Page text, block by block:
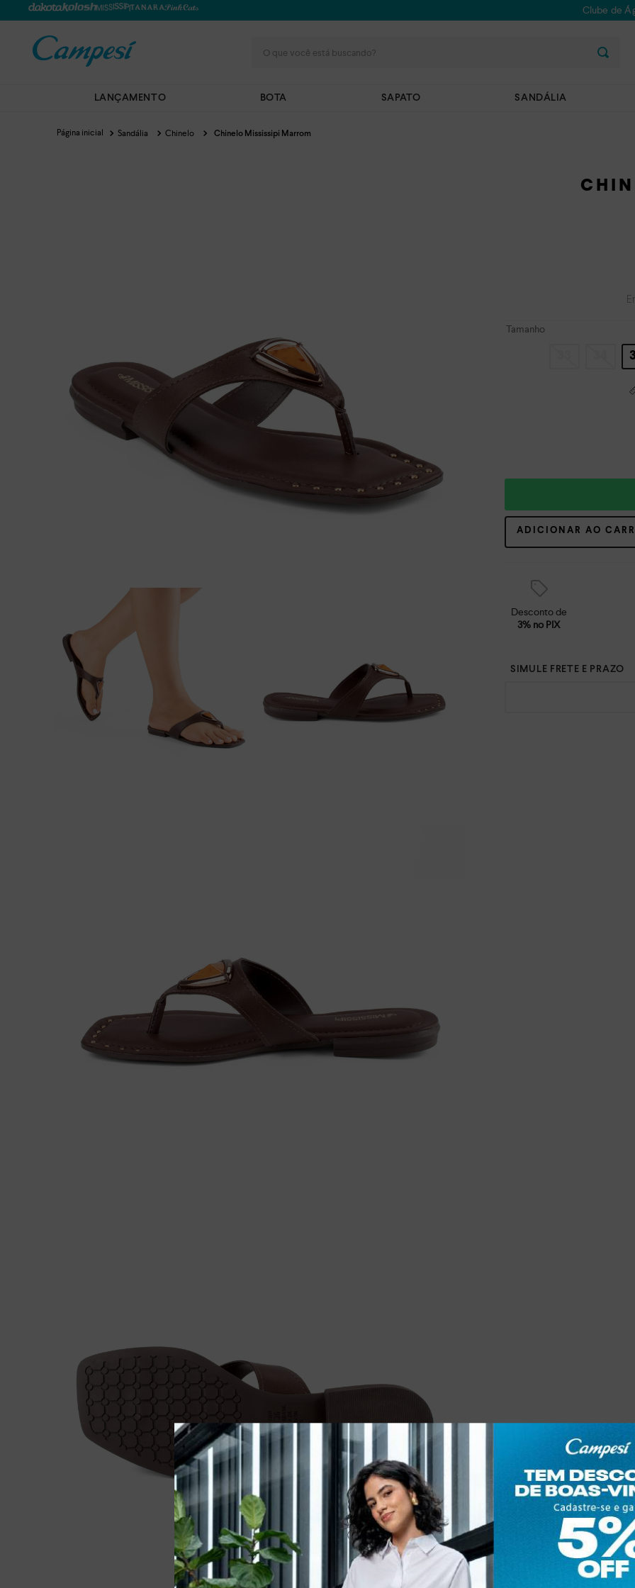
Clube de
LANÇAMENTO BOTA SAPATO SANDÁLIA
Sandália Chinelo Chinelo Mississipi Marrom
Tamanho
ADICIONAR AO
Desconto de
3% no PIX